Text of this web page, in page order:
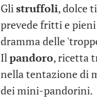
Glistruffoli, dolce
prevede fritti e
dramma delle
Ilpandoro, ricetta
nella tentazione di
dei mini-pandorini.